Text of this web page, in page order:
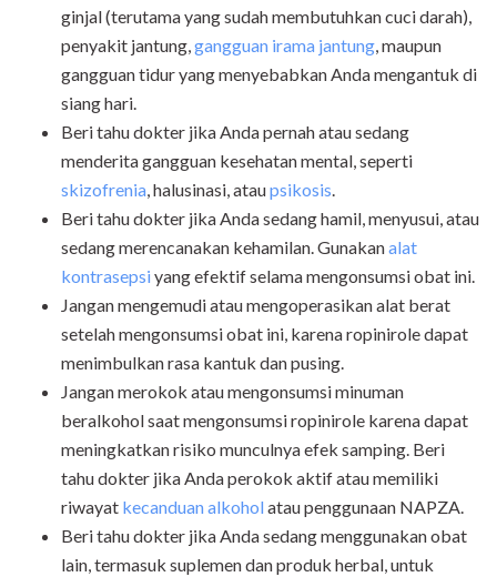
ginjal (terutama yang sudah membutuhkan cuci darah),
penyakit jantung,gangguan irama jantung, maupun
gangguan tidur yang menyebabkan Anda mengantuk di
siang hari.
Beri tahu dokter jika Anda pernah atau sedang
menderita gangguan kesehatan mental, seperti
skizofrenia, halusinasi, ataupsikosis.
Beri tahu dokter jika Anda sedang hamil, menyusui, atau
sedang merencanakan kehamilan. Gunakanalat
kontrasepsiyang efektif selama mengonsumsi obat ini.
Jangan mengemudi atau mengoperasikan alat berat
setelah mengonsumsi obat ini, karena ropinirole dapat
menimbulkan rasa kantuk dan pusing.
Jangan merokok atau mengonsumsi minuman
beralkohol saat mengonsumsi ropinirole karena dapat
meningkatkan risiko munculnya efek samping. Beri
tahu dokter jika Anda perokok aktif atau memiliki
riwayat kecanduan alkoholatau penggunaan NAPZA.
Beri tahu dokter jika Anda sedang menggunakan obat
lain, termasuk suplemen dan produk herbal, untuk